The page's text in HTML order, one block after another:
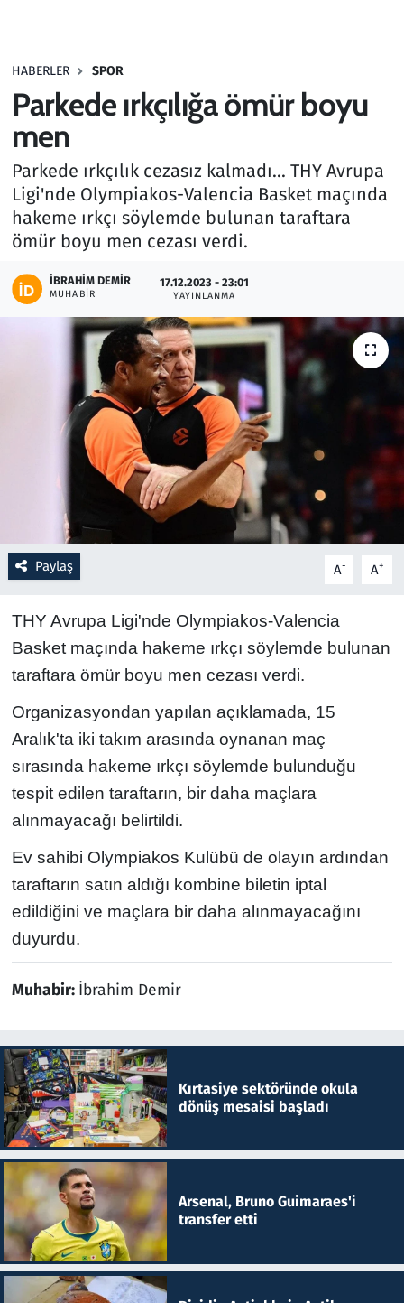
HABERLER SPOR
Parkede ırkçılığa ömür boyu
men
Parkede ırkçılık cezasız kalmadı... THY Avrupa
Ligi'nde Olympiakos-Valencia Basket maçında
hakeme ırkçı söylemde bulunan taraftara
ömür boyu men cezası verdi.
İBRAHIM DEMIR
MUHABIR
17.12.2023 - 23:01
YAYINLANMA
Paylaş A- A+
THY Avrupa Ligi'nde Olympiakos-Valencia
Basket maçında hakeme ırkçı söylemde bulunan
taraftara ömür boyu men cezası verdi.
Organizasyondan yapılan açıklamada, 15
Aralık'ta iki takım arasında oynanan maç
sırasında hakeme ırkçı söylemde bulunduğu
tespit edilen taraftarın, bir daha maçlara
alınmayacağı belirtildi.
Ev sahibi Olympiakos Kulübü de olayın ardından
taraftarın satın aldığı kombine biletin iptal
edildiğini ve maçlara bir daha alınmayacağını
duyurdu.
Muhabir: İbrahim Demir
Kırtasiye sektöründe okula
dönüş mesaisi başladı
Arsenal, Bruno Guimaraes'i
transfer etti
Haber
Kurumsal Haberler
Lezzet Durağı
Ramazan
Resmi İlanlar
Rüya Tabirleri
Sağlık
Savunma Sanayi
Seçim 2023
Spor
Teknoloji ve Bilim
Televizyon